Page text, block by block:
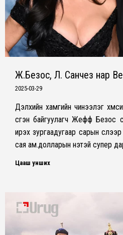
Ж.Безос, Л. Санчез нар
2025-03-29
Дэлхийн хамгийн чинээлэг
үүсгэн байгуулагч Жефф Безос
ирэх зургаадугаар сарын
сая ам.долларын үнэтэй супер
Цааш унших